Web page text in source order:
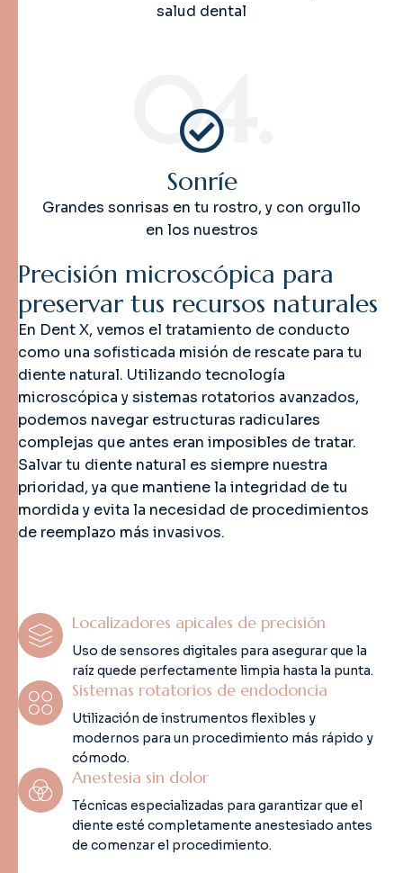
salud dental
04.
Sonríe
Grandes sonrisas en tu rostro, y con orgullo
en los nuestros
Precisión microscópica para
preservar tus recursos naturales
En Dent X, vemos el tratamiento de conducto
como una sofisticada misión de rescate para tu
diente natural. Utilizando tecnología
microscópica y sistemas rotatorios avanzados,
podemos navegar estructuras radiculares
complejas que antes eran imposibles de tratar.
Salvar tu diente natural es siempre nuestra
prioridad, ya que mantiene la integridad de tu
mordida y evita la necesidad de procedimientos
de reemplazo más invasivos.
Localizadores apicales de precisión
Uso de sensores digitales para asegurar que la
raíz quede perfectamente limpia hasta la punta.
Sistemas rotatorios de endodoncia
Utilización de instrumentos flexibles y
modernos para un procedimiento más rápido y
cómodo.
Anestesia sin dolor
Técnicas especializadas para garantizar que el
diente esté completamente anestesiado antes
de comenzar el procedimiento.